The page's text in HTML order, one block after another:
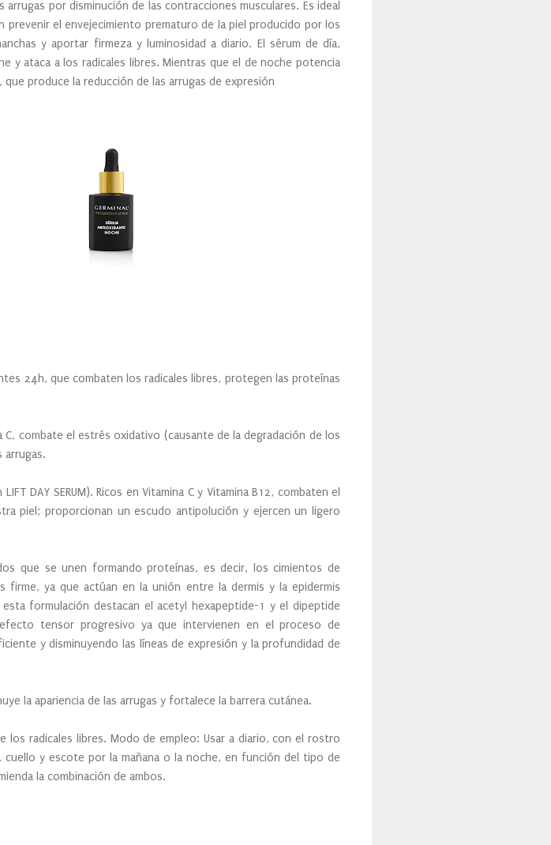
por disminución de las contracciones musculares. Es ideal
el envejecimiento prematuro de la piel producido por los
y aportar firmeza y luminosidad a diario. El sérum de día,
y ataca a los radicales libres. Mientras que el de noche potencia
produce la reducción de las arrugas de expresión
24h, que combaten los radicales libres, protegen las proteínas
C, combate el estrés oxidativo (causante de la degradación de los
arrugas.
DAY SERUM). Ricos en Vitamina C y Vitamina B12, combaten el
piel; proporcionan un escudo antipolución y ejercen un ligero
que se unen formando proteínas, es decir, los cimientos de
firme, ya que actúan en la unión entre la dermis y la epidermis
formulación destacan el acetyl hexapeptide-1 y el dipeptide
tensor progresivo ya que intervienen en el proceso de
y disminuyendo las líneas de expresión y la profundidad de
la apariencia de las arrugas y fortalece la barrera cutánea.
los radicales libres. Modo de empleo: Usar a diario, con el rostro
y escote por la mañana o la noche, en función del tipo de
la combinación de ambos.